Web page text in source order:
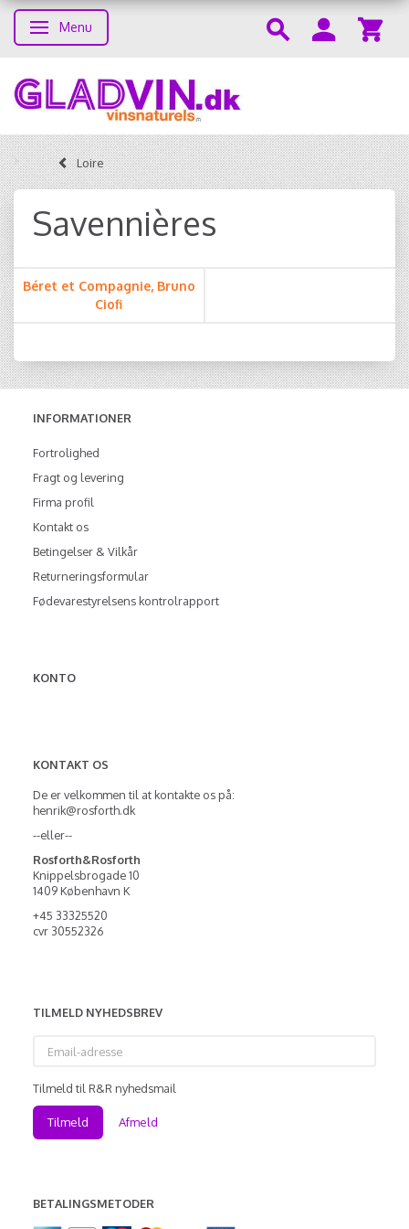
Skifte navigation
Menu
Loire
Savennières
Béret et Compagnie, Bruno
Ciofi
INFORMATIONER
Fortrolighed
Fragt og levering
Firma profil
Kontakt os
Betingelser & Vilkår
Returneringsformular
Fødevarestyrelsens kontrolrapport
KONTO
KONTAKT OS
De er velkommen til at kontakte os på:
henrik@rosforth.dk
--eller--
Rosforth&Rosforth
Knippelsbrogade 10
1409 København K
+45 33325520
cvr 30552326
TILMELD NYHEDSBREV
adresse
Tilmeld til R&R nyhedsmail
Tilmeld Afmeld
BETALINGSMETODER